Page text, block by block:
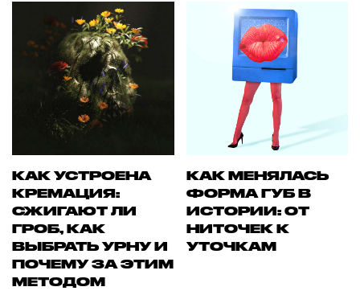
КАК УСТРОЕНА
КРЕМАЦИЯ:
СЖИГАЮТ ЛИ
ГРОБ, КАК
ВЫБРАТЬ УРНУ И
ПОЧЕМУ ЗА ЭТИМ
МЕТОДОМ
КАК МЕНЯЛАСЬ
ФОРМА ГУБ В
ИСТОРИИ: ОТ
НИТОЧЕК К
УТОЧКАМ